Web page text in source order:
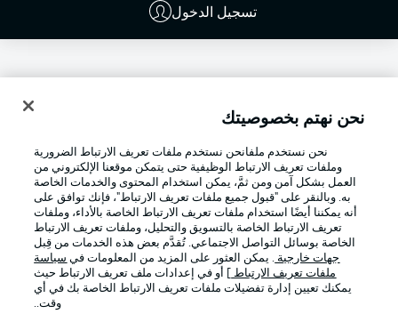
تسجيل الدخول
Football as it's meant to be
نحن نهتم بخصوصيتك
نحن نستخدم ملفانحن نستخدم ملفات تعريف الارتباط الضرورية
وملفات تعريف الارتباط الوظيفية حتى يتمكن موقعنا الإلكتروني من
العمل بشكل آمن ومن ثمَّ، يمكن استخدام المحتوى والخدمات الخاصة
به. وبالنقر على "قبول جميع ملفات تعريف الارتباط"، فإنك توافق على
أنه يمكننا أيضًا استخدام ملفات تعريف الارتباط الخاصة بالأداء، وملفات
تعريف الارتباط الخاصة بالتسويق والتحليل، وملفات تعريف الارتباط
الخاصة بوسائل التواصل الاجتماعي. تُقدَّم بعض هذه الخدمات من قِبل
جهات خارجية . يمكن العثور على المزيد من المعلومات في سياسة
ملفات تعريف الارتباط
] أو في إعدادات ملف تعريف الارتباط حيث
يمكنك تعيين إدارة تفضيلات ملفات تعريف الارتباط الخاصة بك في أي
وقت..